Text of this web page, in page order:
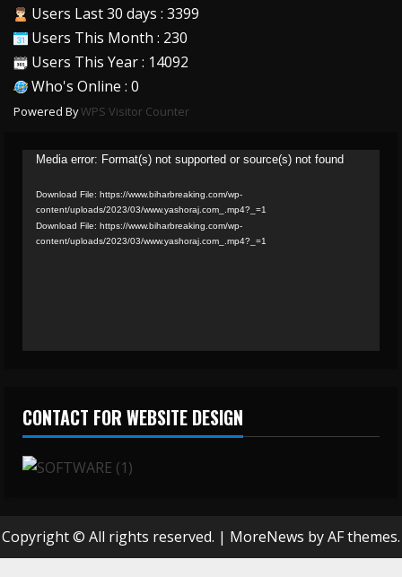
Users Last 30 days : 3399
Users This Month : 230
Users This Year : 14092
Who's Online : 0
Powered ByWPS Visitor Counter
Video
Media error: Format(s) not supported or source(s) not found
Download File: https://www.biharbreaking.com/wp-
content/uploads/2023/03/www.yashoraj.com_.mp4?_=1
Download File: https://www.biharbreaking.com/wp-
content/uploads/2023/03/www.yashoraj.com_.mp4?_=1
CONTACT FOR WEBSITE DESIGN
Copyright © All rights reserved. | MoreNews by AF themes.